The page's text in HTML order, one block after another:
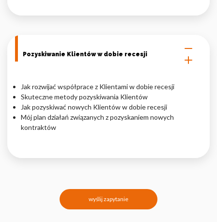
Pozyskiwanie Klientów w dobie recesji
Jak rozwijać współprace z Klientami w dobie recesji
Skuteczne metody pozyskiwania Klientów
Jak pozyskiwać nowych Klientów w dobie recesji
Mój plan działań związanych z pozyskaniem nowych
kontraktów
wyślij zapytanie